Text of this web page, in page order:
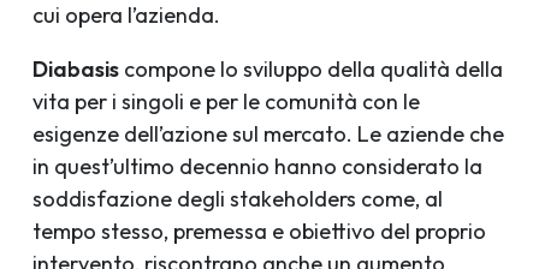
cui opera l’azienda.
Diabasis compone lo sviluppo della qualità della
vita per i singoli e per le comunità con le
esigenze dell’azione sul mercato. Le aziende che
in quest’ultimo decennio hanno considerato la
soddisfazione degli stakeholders come, al
tempo stesso, premessa e obiettivo del proprio